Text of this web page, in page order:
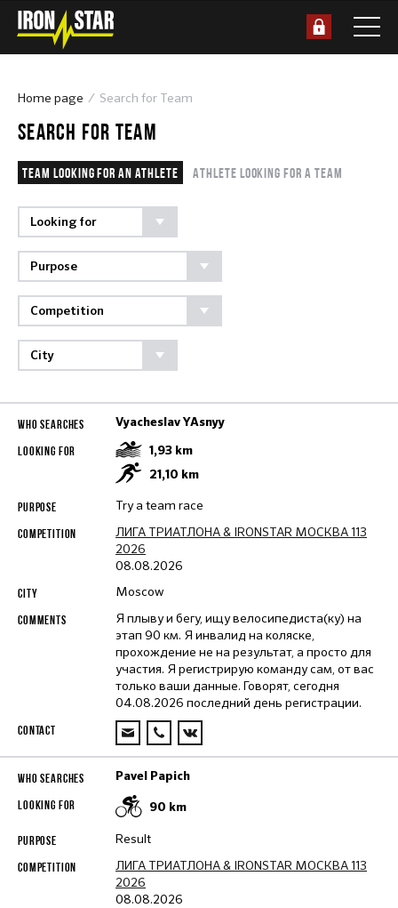
Home page Search for Team
SEARCH FOR TEAM
Team looking for an athlete Athlete looking for a team
Vyacheslav YAsnyy
1,93 km
21,10 km
Try a team race
ЛИГА ТРИАТЛОНА & IRONSTAR МОСКВА 113
2026
08.08.2026
Moscow
Я плыву и бегу, ищу велосипедиста(ку) на
этап 90 км. Я инвалид на коляске,
прохождение не на результат, а просто для
участия. Я регистрирую команду сам, от вас
только ваши данные. Говорят, сегодня
04.08.2026 последний день регистрации.
Pavel Papich
90 km
Result
ЛИГА ТРИАТЛОНА & IRONSTAR МОСКВА 113
2026
08.08.2026